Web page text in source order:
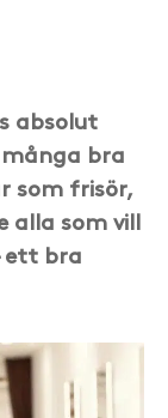
absolut
bra
som frisör,
som vill
ett bra